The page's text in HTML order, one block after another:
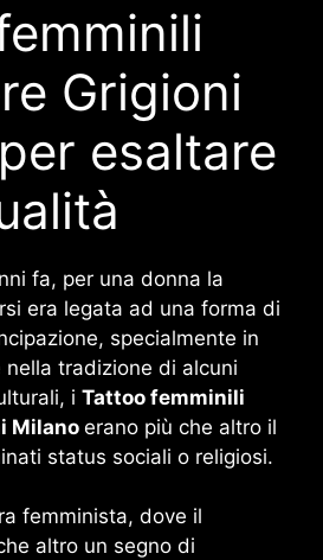
Grigioni
esaltare
fa, per una donna la
era legata ad una forma di
specialmente in
tradizione di alcuni
i Tattoo femminili
Milano erano più che altro il
status sociali o religiosi.
femminista, dove il
altro un segno di